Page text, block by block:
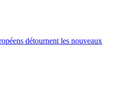
détournent les nouveaux